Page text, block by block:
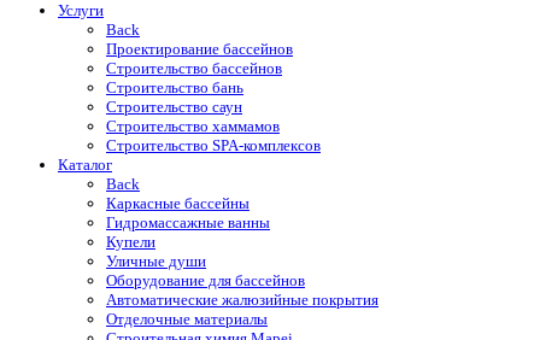
Услуги
Back
Проектирование бассейнов
Строительство бассейнов
Строительство бань
Строительство саун
Строительство хаммамов
Строительство SPA-комплексов
Каталог
Back
Каркасные бассейны
Гидромассажные ванны
Купели
Уличные души
Оборудование для бассейнов
Автоматические жалюзийные покрытия
Отделочные материалы